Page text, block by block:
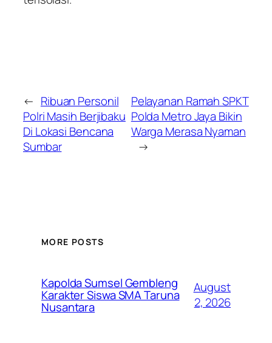
← Ribuan Personil
Polri Masih Berjibaku
Di Lokasi Bencana
Sumbar
Pelayanan Ramah SPKT
Polda Metro Jaya Bikin
Warga Merasa Nyaman
→
MORE POSTS
Kapolda Sumsel Gembleng
Karakter Siswa SMA Taruna
Nusantara
August
2, 2026